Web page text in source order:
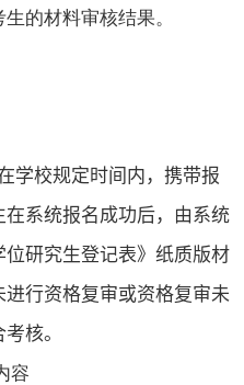
的材料审核结果。
学校规定时间内，携带报
在系统报名成功后，由系统
研究生登记表》纸质版材
行资格复审或资格复审未
核。
容